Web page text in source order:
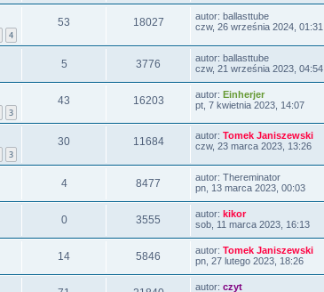
4
53 18027 autor: ballasttube
czw, 26 września 2024, 01:31
5 3776 autor: ballasttube
czw, 21 września 2023, 04:54
3
43 16203 autor: Einherjer
pt, 7 kwietnia 2023, 14:07
3
30 11684 autor: Tomek Janiszewski
czw, 23 marca 2023, 13:26
4 8477 autor: Thereminator
pn, 13 marca 2023, 00:03
0 3555 autor: kikor
sob, 11 marca 2023, 16:13
14 5846 autor: Tomek Janiszewski
pn, 27 lutego 2023, 18:26
autor: czyt